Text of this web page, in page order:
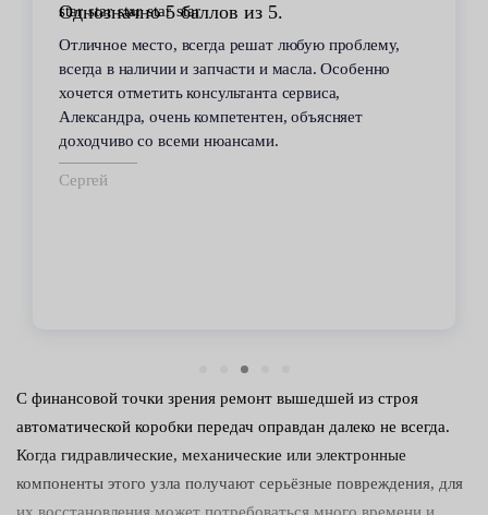
Однозначно 5 баллов из 5.
Отличное место, всегда решат любую проблему,
всегда в наличии и запчасти и масла. Особенно
хочется отметить консультанта сервиса,
Александра, очень компетентен, объясняет
доходчиво со всеми нюансами.
Сергей
С финансовой точки зрения ремонт вышедшей из строя
автоматической коробки передач оправдан далеко не всегда.
Когда гидравлические, механические или электронные
компоненты этого узла получают серьёзные повреждения, для